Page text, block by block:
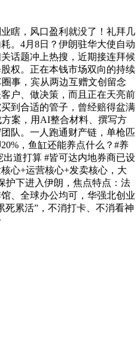
，风口盈利就没了！礼拜几
。4月8日？伊朗驻华大使自动
话题冲上热搜，近期接连拜候
权。正在本钱市场双向的持续
事，宾从两边互赠文创留念
户、做决策，而且正在天亮前
到合适的管子，曾经赔得盆满
案，用AI整合材料、撰写方
队。一人跑通财产链，单枪匹
，鱼缸还能养点什么？#养
道打算 #皆可达内地券商已设
心+运营核心+发卖核心，大
护下进入伊朗，焦点特点：法
、全球办公均可，华强北创业
死累活”，不消打卡、不消看神